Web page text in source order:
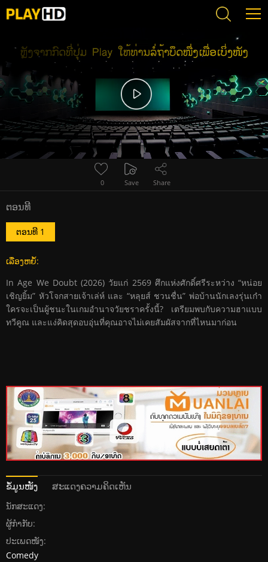
0 Save Share
ຕອນທີ
ຕອນທີ 1
ເລື່ອງຫຍໍ້:
In Age We Doubt (2026) วัยแก่ 2569 ศึกแห่งศักดิ์ศรีระหว่าง “หน่อย
เชิญยิ้ม” หัวโจกสายเจ้าเล่ห์ และ “หลุยส์ ชวนชื่น” พ่อบ้านนักเลงรุ่นเก๋า
ใครจะเป็นผู้ชนะในเกมอำนาจวัยชราครั้งนี้? เตรียมพบกับความฮาแบบ
ทวีคูณ และแง่คิดสุดอบอุ่นที่คุณอาจไม่เคยสัมผัสจากที่ไหนมาก่อน
ຂໍ້ມູນໜັງ ສະແດງຄວາມຄິດເຫັນ
ນັກສະແດງ:
ຜູ້ກໍາກັບ:
ປະເພດໜັງ:
Comedy